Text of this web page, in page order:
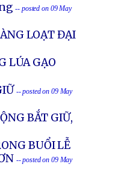
-- posted on 09 May
LOẠT ĐẠI
LÚA GẠO
-- posted on 09 May
BẮT GIỮ,
BUỔI LỄ
-- posted on 09 May